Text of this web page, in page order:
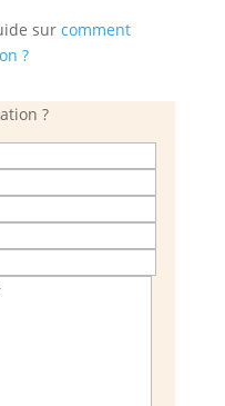
sur comment
?
?